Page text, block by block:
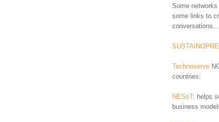
Some
some links to
conversations...
Technoserve
countries:
NESsT: helps
business